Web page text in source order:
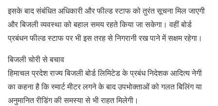
इसके बाद संबंधित अधिकारी और फील्ड स्टाफ को तुरंत सूचना मिल जाएगी
और बिजली व्यवस्था को बहाल समय रहते किया जा सकेगा। वहीं बोर्ड
प्रबंधन फील्ड स्टाफ पर भी इस तरह से निगरानी रख पाने में सक्षम रहेगा।
बिजली चोरी से बचाव
हिमाचल प्रदेश राज्य बिजली बोर्ड लिमिटेड के प्रबंध निदेशक आदित्य नेगी
का कहना है कि स्मार्ट मीटर लगने के बाद उपभोक्ताओं को गलत बिलिंग या
अनुमानित रीडिंग की समस्या से भी राहत मिलेगी।